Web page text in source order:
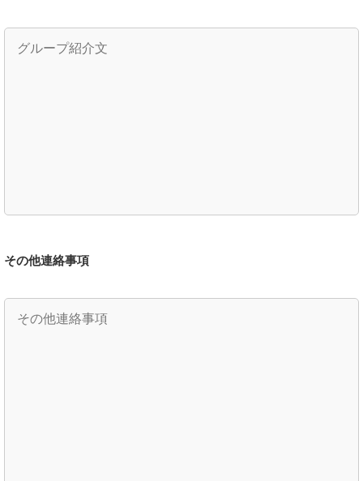
その他連絡事項